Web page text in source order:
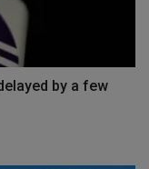
by a few